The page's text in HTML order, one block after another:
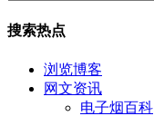
搜索热点
浏览博客
网文资讯
电子烟百科